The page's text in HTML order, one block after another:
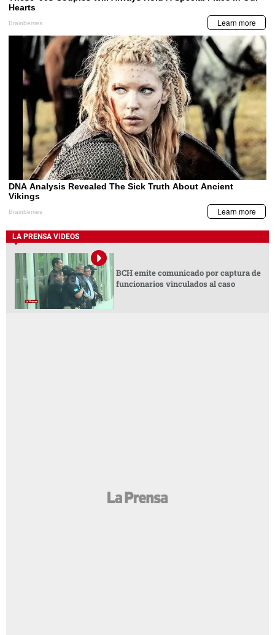
LA PRENSA VIDEOS
BCH emite comunicado por captura de
funcionarios vinculados al caso